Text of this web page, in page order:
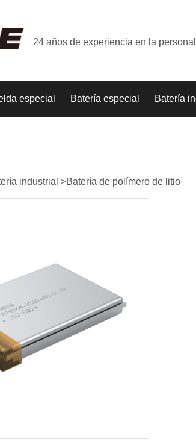
24 años de experiencia en la
especial Batería especial Batería
industrial >Batería de polímero de litio